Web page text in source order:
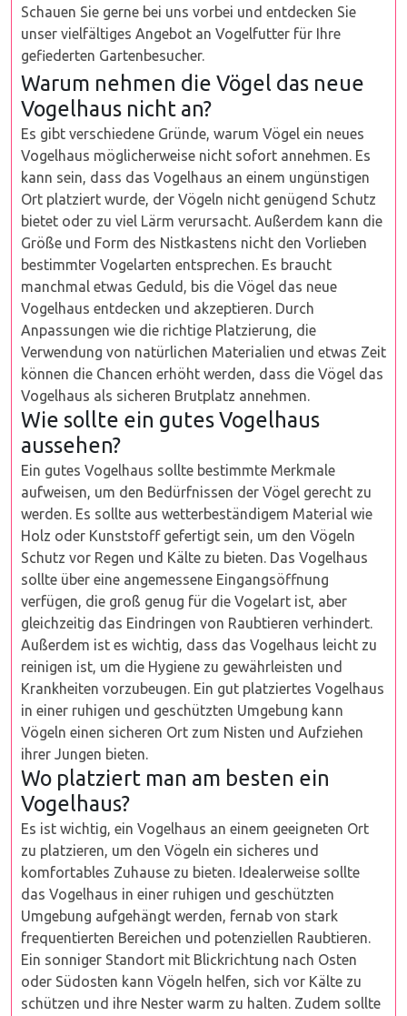
Schauen Sie gerne bei uns vorbei und entdecken Sie
unser vielfältiges Angebot an Vogelfutter für Ihre
gefiederten Gartenbesucher.
Warum nehmen die Vögel das neue
Vogelhaus nicht an?
Es gibt verschiedene Gründe, warum Vögel ein neues
Vogelhaus möglicherweise nicht sofort annehmen. Es
kann sein, dass das Vogelhaus an einem ungünstigen
Ort platziert wurde, der Vögeln nicht genügend Schutz
bietet oder zu viel Lärm verursacht. Außerdem kann die
Größe und Form des Nistkastens nicht den Vorlieben
bestimmter Vogelarten entsprechen. Es braucht
manchmal etwas Geduld, bis die Vögel das neue
Vogelhaus entdecken und akzeptieren. Durch
Anpassungen wie die richtige Platzierung, die
Verwendung von natürlichen Materialien und etwas Zeit
können die Chancen erhöht werden, dass die Vögel das
Vogelhaus als sicheren Brutplatz annehmen.
Wie sollte ein gutes Vogelhaus
aussehen?
Ein gutes Vogelhaus sollte bestimmte Merkmale
aufweisen, um den Bedürfnissen der Vögel gerecht zu
werden. Es sollte aus wetterbeständigem Material wie
Holz oder Kunststoff gefertigt sein, um den Vögeln
Schutz vor Regen und Kälte zu bieten. Das Vogelhaus
sollte über eine angemessene Eingangsöffnung
verfügen, die groß genug für die Vogelart ist, aber
gleichzeitig das Eindringen von Raubtieren verhindert.
Außerdem ist es wichtig, dass das Vogelhaus leicht zu
reinigen ist, um die Hygiene zu gewährleisten und
Krankheiten vorzubeugen. Ein gut platziertes Vogelhaus
in einer ruhigen und geschützten Umgebung kann
Vögeln einen sicheren Ort zum Nisten und Aufziehen
ihrer Jungen bieten.
Wo platziert man am besten ein
Vogelhaus?
Es ist wichtig, ein Vogelhaus an einem geeigneten Ort
zu platzieren, um den Vögeln ein sicheres und
komfortables Zuhause zu bieten. Idealerweise sollte
das Vogelhaus in einer ruhigen und geschützten
Umgebung aufgehängt werden, fernab von stark
frequentierten Bereichen und potenziellen Raubtieren.
Ein sonniger Standort mit Blickrichtung nach Osten
oder Südosten kann Vögeln helfen, sich vor Kälte zu
schützen und ihre Nester warm zu halten. Zudem sollte